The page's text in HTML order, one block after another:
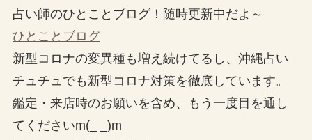
占い師のひとことブログ！随時更新中だよ～
ひとことブログ
新型コロナの変異種も増え続けてるし、沖縄占い
チュチュでも新型コロナ対策を徹底しています。
鑑定・来店時のお願いを含め、もう一度目を通し
てくださいm(_ _)m